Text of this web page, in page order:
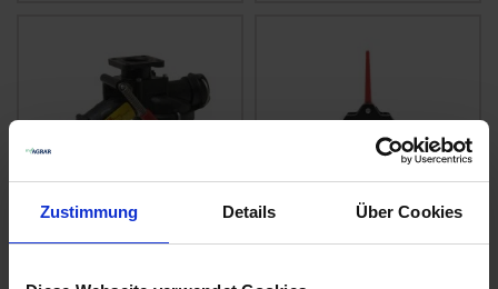
Zustimmung Details Über Cookies
Filterhahn kpl.
Alternativhahn